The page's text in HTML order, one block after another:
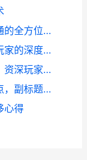
王者荣耀陌陌怎么直播，从入门到精通的全方位指南
王者荣耀能不能隐身登录，一个资深玩家的深度剖析
现在和平精英如何隐身登录，副标题，资深玩家深度解析隐身登录策略与思考
王者荣耀刚上钻石，一段新征途的起点，副标题，从铂金到钻石的蜕变与挑战
心得